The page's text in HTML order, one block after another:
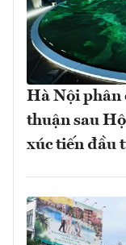
Hà Nội phân
thuận sau
xúc tiến đầu